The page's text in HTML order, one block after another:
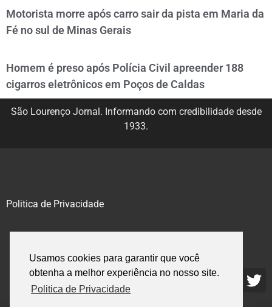
Usamos cookies para garantir que você
obtenha a melhor experiência no nosso site.
Politica de Privacidade
Motorista morre após carro sair da pista em Maria da
Fé no sul de Minas Gerais
Homem é preso após Polícia Civil apreender 188
cigarros eletrônicos em Poços de Caldas
São Lourenço Jornal. Informando com credibilidade desde
1933.
Politica de Privacidade